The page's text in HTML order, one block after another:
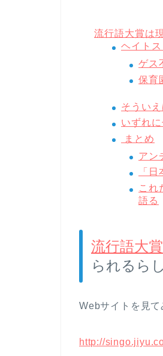
流行語大賞は
ヘイト
ゲス
保育
そうい
いずれ
まとめ
アン
「
これ
語る
流行語大賞
られるら
Webサイトを見て
http://